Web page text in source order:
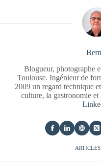
Blogueur, photographe
Toulouse. Ingénieur de
2009 un regard technique
culture, la gastronomie